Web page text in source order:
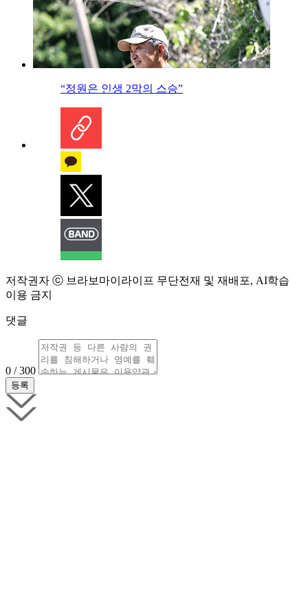
“정원은 인생 2막의 스승”
저작권자 ⓒ 브라보마이라이프 무단전재 및 재배포, AI학습
이용 금지
댓글
0 / 300